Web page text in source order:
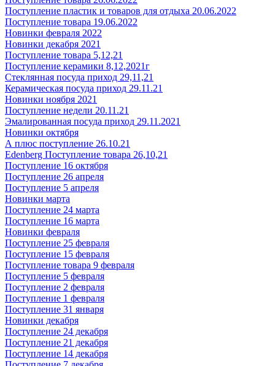
Поступление пластик и товаров для отдыха 20.06.2022
Поступление товара 19.06.2022
Новинки февраля 2022
Новинки декабря 2021
Поступление товара 5,12,21
Поступление керамики 8,12,2021г
Стеклянная посуда приход 29,11,21
Керамическая посуда приход 29.11.21
Новинки ноября 2021
Поступление недели 20.11.21
Эмалированная посуда приход 29.11.2021
Новинки октября
А плюс поступление 26.10.21
Edenberg Поступление товара 26,10,21
Поступление 16 октября
Поступление 26 апреля
Поступление 5 апреля
Новинки марта
Поступление 24 марта
Поступление 16 марта
Новинки февраля
Поступление 25 февраля
Поступление 15 февраля
Поступление товара 9 февраля
Поступление 5 февраля
Поступление 2 февраля
Поступление 1 февраля
Поступление 31 января
Новинки декабря
Поступление 24 декабря
Поступление 21 декабря
Поступление 14 декабря